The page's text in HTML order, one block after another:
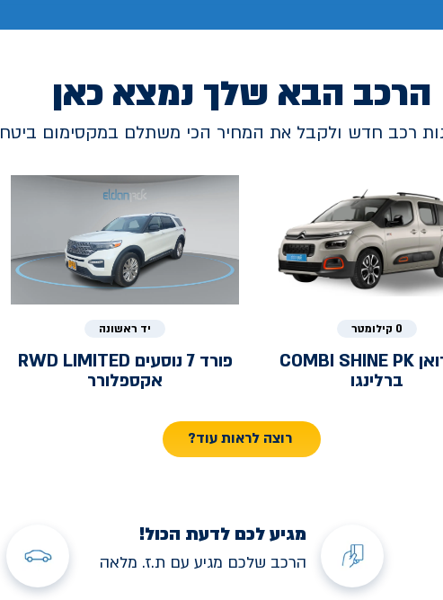
הרכב הבא שלך נמצא כאן
רכב חדש ולקבל את המחיר הכי משתלם במקסימום
0 קילומטר
COMBI SHINE PK
ברלינגו
יד ראשונה
פורד
7 נוסעים RWD LIMITED
אקספלורר
רוצה לראות עוד?
מגיע לכם לדעת הכול!
הרכב שלכם מגיע עם ת.ז. מלאה